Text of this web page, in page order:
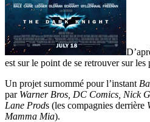
est sur le point de se retrouver sur les
Un projet surnommé pour l’instant
par Warner Bros, DC Comics, Nick
Lane Prods (les compagnies derrière
Mamma Mia).